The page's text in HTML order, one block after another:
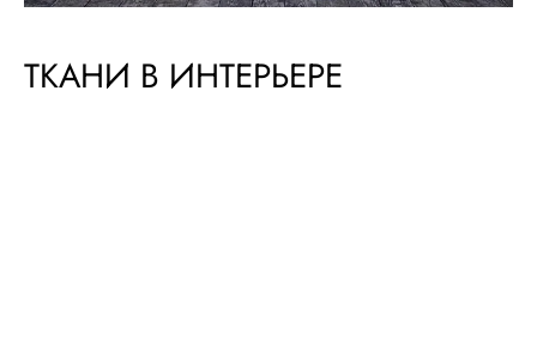
ТКАНИ В ИНТЕРЬЕРЕ